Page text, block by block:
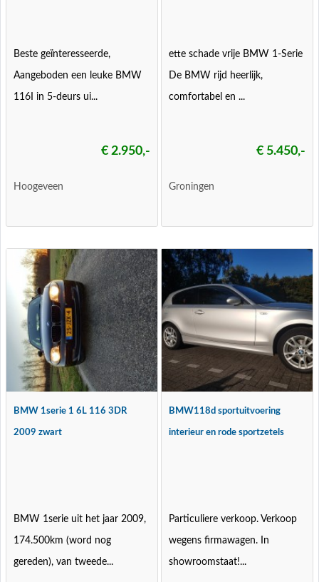
Beste geïnteresseerde,
Aangeboden een leuke BMW
116I in 5-deurs ui...
€ 2.950,-
Hoogeveen
ette schade vrije BMW 1-Serie
De BMW rijd heerlijk,
comfortabel en ...
€ 5.450,-
Groningen
BMW 1serie 1 6L 116 3DR
2009 zwart
BMW 1serie uit het jaar 2009,
174.500km (word nog
gereden), van tweede...
BMW118d sportuitvoering
interieur en rode sportzetels
Particuliere verkoop. Verkoop
wegens firmawagen. In
showroomstaat!...